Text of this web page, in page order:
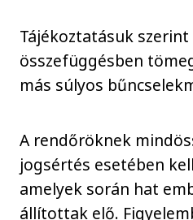
Tájékoztatásuk
összefüggésben
más súlyos
A rendőröknek
jogsértés esetében
amelyek során hat
állítottak elő.